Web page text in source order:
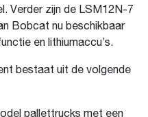
Verder zijn de LSM12N-7
Bobcat nu beschikbaar
en lithiumaccu’s.
bestaat uit de volgende
pallettrucks met een